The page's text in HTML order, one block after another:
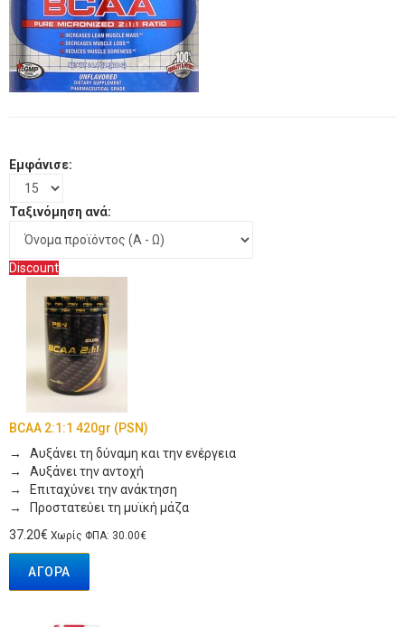
Εμφάνισε:
Ταξινόμηση ανά:
Discount
BCAA 2:1:1 420gr (PSN)
→ Αυξάνει τη δύναμη και την ενέργεια
→ Αυξάνει την αντοχή
→ Επιταχύνει την ανάκτηση
→ Προστατεύει τη μυϊκή μάζα
37.20€ Χωρίς ΦΠΑ: 30.00€
ΑΓΟΡΆ